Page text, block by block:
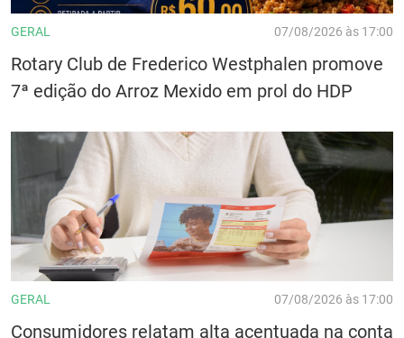
GERAL 07/08/2026 às 17:00
Rotary Club de Frederico Westphalen promove
7ª edição do Arroz Mexido em prol do HDP
GERAL 07/08/2026 às 17:00
Consumidores relatam alta acentuada na conta